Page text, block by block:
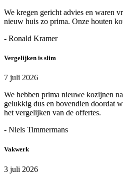
We kregen gericht advies en waren
nieuw huis zo prima. Onze houten
- Ronald Kramer
Vergelijken is slim
7 juli 2026
We hebben prima nieuwe kozijnen
gelukkig dus en bovendien doordat
het vergelijken van de offertes.
- Niels Timmermans
Vakwerk
3 juli 2026